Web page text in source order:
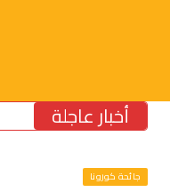
أخبار عاجلة
جائحة كورونا